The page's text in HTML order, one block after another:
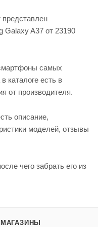
представлен
Galaxy A37 от 23190
самых
каталоге есть в
от производителя.
описание,
моделей, отзывы
чего забрать его из
МАГАЗИНЫ